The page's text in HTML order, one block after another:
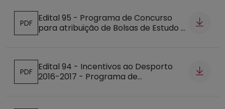
Abre num novo separador
PDF
Edital 95 - Programa de Concurso
para atribuição de Bolsas de Estudo -
Abre num novo separador
PDF
Edital 94 - Incentivos ao Desporto
2016-2017 - Programa de